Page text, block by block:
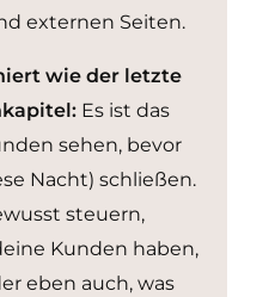
externen Seiten.
wie der letzte
Es ist das
sehen, bevor
Nacht) schließen.
steuern,
Kunden haben,
eben auch, was